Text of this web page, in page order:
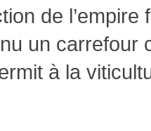
de
un carrefour
à la